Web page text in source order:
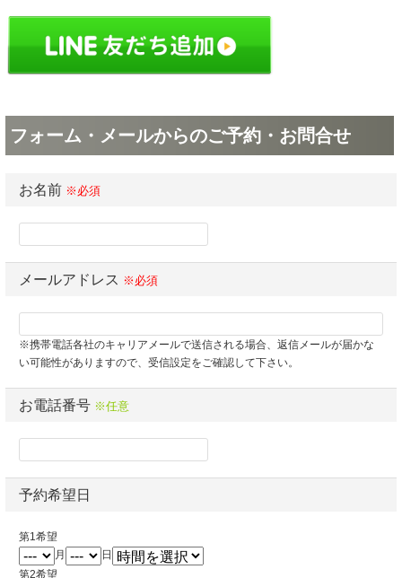
フォーム・メールからのご予約・お問合せ
お名前 ※必須
メールアドレス ※必須
※携帯電話各社のキャリアメールで送信される場合、返信メールが届かな
い可能性がありますので、受信設定をご確認して下さい。
お電話番号 ※任意
予約希望日
第1希望
月
日
第2希望